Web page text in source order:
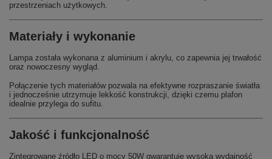
przestrzeniach użytkowych.
Materiały i wykonanie
Lampa została wykonana z aluminium i akrylu, co zapewnia jej trwałość
oraz nowoczesny wygląd.
Połączenie tych materiałów pozwala na efektywne rozpraszanie światła
i jednocześnie utrzymuje lekkość konstrukcji, dzięki czemu plafon
idealnie przylega do sufitu.
Jakość i funkcjonalność
Zintegrowane źródło LED o mocy 50W gwarantuje wysoką wydajność